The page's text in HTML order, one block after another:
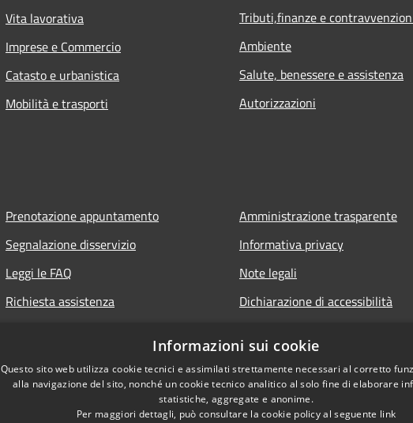
Vita lavorativa
Imprese e Commercio
Catasto e urbanistica
Mobilità e trasporti
Tributi,finanze e
Ambiente
Salute, benessere e assistenza
Autorizzazioni
Prenotazione appuntamento
Segnalazione disservizio
Leggi le FAQ
Richiesta assistenza
Amministrazione trasparente
Informativa privacy
Note legali
Dichiarazione di accessibilità
Informazioni sui cookie
Questo sito web utilizza cookie tecnici e assimilati strettamente necessari al corretto
alla navigazione del sito, nonché un cookie tecnico analitico al solo fine di elaborare
statistiche, aggregate e anonime.
Per maggiori dettagli, può consultare la cookie policy al seguente link